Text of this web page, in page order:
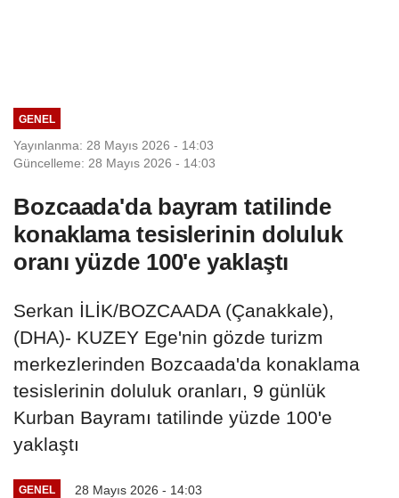
GENEL
Yayınlanma: 28 Mayıs 2026 - 14:03
Güncelleme: 28 Mayıs 2026 - 14:03
Bozcaada'da bayram tatilinde
konaklama tesislerinin doluluk
oranı yüzde 100'e yaklaştı
Serkan İLİK/BOZCAADA (Çanakkale),
(DHA)- KUZEY Ege'nin gözde turizm
merkezlerinden Bozcaada'da konaklama
tesislerinin doluluk oranları, 9 günlük
Kurban Bayramı tatilinde yüzde 100'e
yaklaştı
GENEL 28 Mayıs 2026 - 14:03